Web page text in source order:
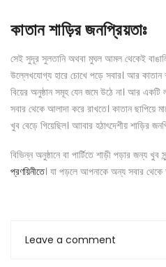
কাতান শাড়ির জনপ্রিয়তাঃ
সেই সুদূর সুলতানি অথবা মুঘল আমল থেকেই বাঙালি
উল্লেখযোগ্য হারে চোখে পড়ে সবার। আর কাতান
বিয়ের অনুষ্ঠান সমূহ যেন জমে উঠে না। আর
সবার থেকে আলাদা করে রাখতে। কাতান ছাপিয়ে
খুব বেড়ে গিয়েছিল। আাবার হঠাৎদেশীয় শাড়ির
বিভিন্ন অনুষ্ঠানে বা পার্টিতে শাড়ী পড়ার জন্য খুব
প্রণয়িনীতে। যা পড়লে আপনাকে অন্য সবার থেকে
Leave a comment